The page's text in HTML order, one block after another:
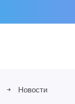
Новости